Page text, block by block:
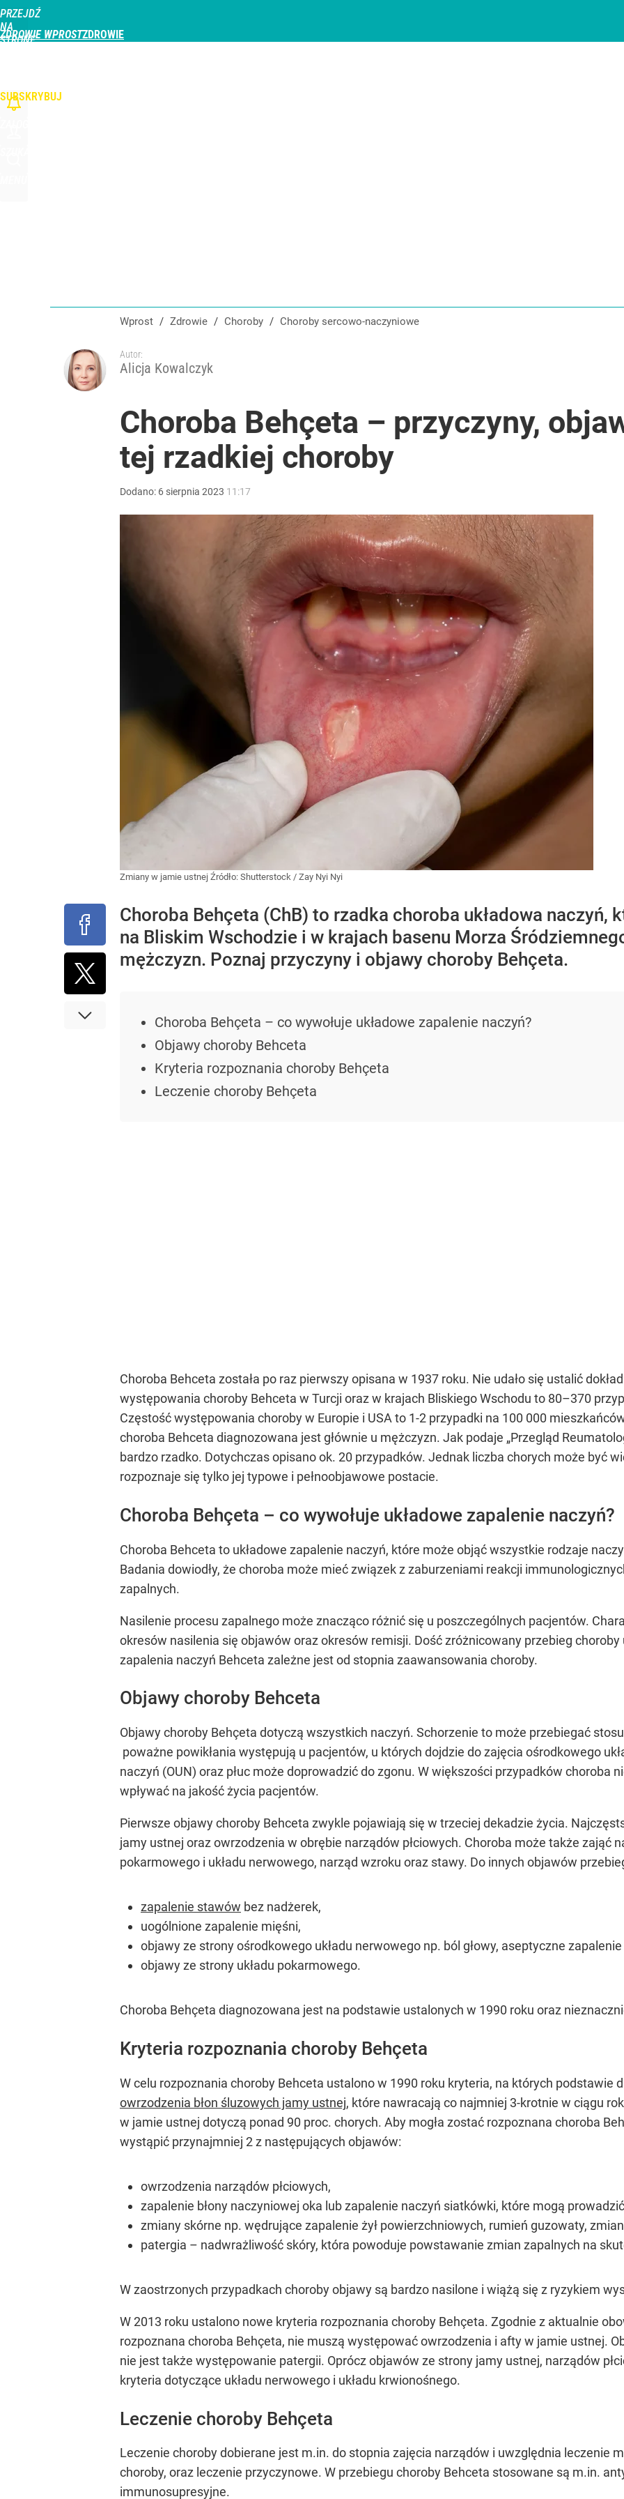
PRZEJDŹ
NA
STRONĘ
ZDROWIE WPROST
SUBSKRYBUJ
Wprost / Zdrowie / Choroby / Choroby sercowo-naczyniowe
Autor:
Alicja Kowalczyk
Choroba Behçeta – przyczyny,
tej rzadkiej choroby
Dodano: 6 sierpnia 2023 11:17
Zmiany w jamie ustnej Źródło: Shutterstock / Zay Nyi Nyi
Choroba Behçeta (ChB) to rzadka choroba układowa naczyń,
na Bliskim Wschodzie i w krajach basenu Morza
mężczyzn. Poznaj przyczyny i objawy choroby Behçeta.
Choroba Behçeta – co wywołuje układowe zapalenie naczyń?
Objawy choroby Behceta
Kryteria rozpoznania choroby Behçeta
Leczenie choroby Behçeta
Choroba Behceta została po raz pierwszy opisana w 1937 roku. Nie udało się ustalić
występowania choroby Behceta w Turcji oraz w krajach Bliskiego Wschodu to 80–370
Częstość występowania choroby w Europie i USA to 1-2 przypadki na 100 000
choroba Behceta diagnozowana jest głównie u mężczyzn. Jak podaje „Przegląd
bardzo rzadko. Dotychczas opisano ok. 20 przypadków. Jednak liczba chorych może być
rozpoznaje się tylko jej typowe i pełnoobjawowe postacie.
Choroba Behçeta – co wywołuje układowe zapalenie naczyń?
Choroba Behceta to układowe zapalenie naczyń, które może objąć wszystkie rodzaje
Badania dowiodły, że choroba może mieć związek z zaburzeniami reakcji
zapalnych.
Nasilenie procesu zapalnego może znacząco różnić się u poszczególnych pacjentów.
okresów nasilenia się objawów oraz okresów remisji. Dość zróżnicowany przebieg
zapalenia naczyń Behceta zależne jest od stopnia zaawansowania choroby.
Objawy choroby Behceta
Objawy choroby Behçeta dotyczą wszystkich naczyń. Schorzenie to może przebiegać
poważne powikłania występują u pacjentów, u których dojdzie do zajęcia ośrodkowego
naczyń (OUN) oraz płuc może doprowadzić do zgonu. W większości przypadków choroba
wpływać na jakość życia pacjentów.
Pierwsze objawy choroby Behceta zwykle pojawiają się w trzeciej dekadzie życia.
jamy ustnej oraz owrzodzenia w obrębie narządów płciowych. Choroba może także zająć
pokarmowego i układu nerwowego, narząd wzroku oraz stawy. Do innych objawów
zapalenie stawów bez nadżerek,
uogólnione zapalenie mięśni,
objawy ze strony ośrodkowego układu nerwowego np. ból głowy, aseptyczne
objawy ze strony układu pokarmowego.
Choroba Behçeta diagnozowana jest na podstawie ustalonych w 1990 roku oraz
Kryteria rozpoznania choroby Behçeta
W celu rozpoznania choroby Behceta ustalono w 1990 roku kryteria, na których podstawie
owrzodzenia błon śluzowych jamy ustnej, które nawracają co najmniej 3-krotnie w ciągu
w jamie ustnej dotyczą ponad 90 proc. chorych. Aby mogła zostać rozpoznana choroba
wystąpić przynajmniej 2 z następujących objawów:
owrzodzenia narządów płciowych,
zapalenie błony naczyniowej oka lub zapalenie naczyń siatkówki, które mogą
zmiany skórne np. wędrujące zapalenie żył powierzchniowych, rumień guzowaty,
patergia – nadwrażliwość skóry, która powoduje powstawanie zmian zapalnych na
W zaostrzonych przypadkach choroby objawy są bardzo nasilone i wiążą się z ryzykiem
W 2013 roku ustalono nowe kryteria rozpoznania choroby Behçeta. Zgodnie z aktualnie
rozpoznana choroba Behçeta, nie muszą występować owrzodzenia i afty w jamie ustnej.
nie jest także występowanie patergii. Oprócz objawów ze strony jamy ustnej, narządów
kryteria dotyczące układu nerwowego i układu krwionośnego.
Leczenie choroby Behçeta
Leczenie choroby dobierane jest m.in. do stopnia zajęcia narządów i uwzględnia leczenie
choroby, oraz leczenie przyczynowe. W przebiegu choroby Behceta stosowane są m.in.
immunosupresyjne.